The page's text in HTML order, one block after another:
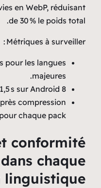
images d’icônes sont
TTFB : doit rester < 100
FCP par langue : viser <
Taille du bundle : < 250 KB
Sécurité
légale